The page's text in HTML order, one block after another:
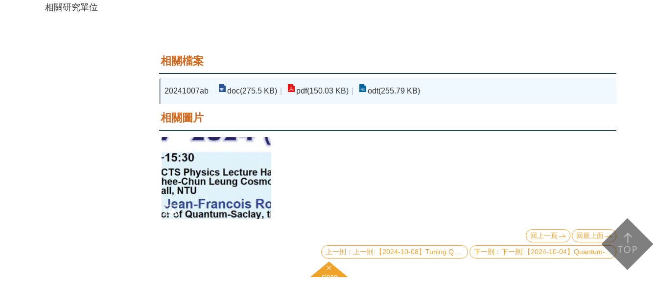
相關研究單位
相關檔案
20241007ab doc(275.5 KB) pdf(150.03 KB) odt(255.79 KB)
相關圖片
回上一頁 回最上面
上一則:【2024-10-08】Tuning Quantum Materials 下一則:【2024-10-04】Quantum-inspired Vehicle Routing Scheme for Rebalancing in Bike Sharing Systems
close